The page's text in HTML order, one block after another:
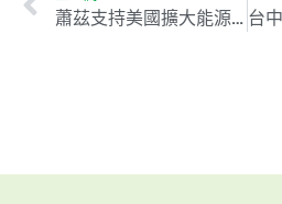
蕭茲支持美國擴大能源出口 強調有助歐洲轉型